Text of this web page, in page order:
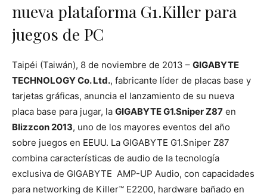
nueva plataforma G1.Killer para
juegos de PC
Taipéi (Taiwán), 8 de noviembre de 2013 – GIGABYTE
TECHNOLOGY Co. Ltd., fabricante líder de placas base y
tarjetas gráficas, anuncia el lanzamiento de su nueva
placa base para jugar, la GIGABYTE G1.Sniper Z87 en
Blizzcon 2013, uno de los mayores eventos del año
sobre juegos en EEUU. La GIGABYTE G1.Sniper Z87
combina características de audio de la tecnología
exclusiva de GIGABYTE AMP-UP Audio, con capacidades
para networking de Killer™ E2200, hardware bañado en